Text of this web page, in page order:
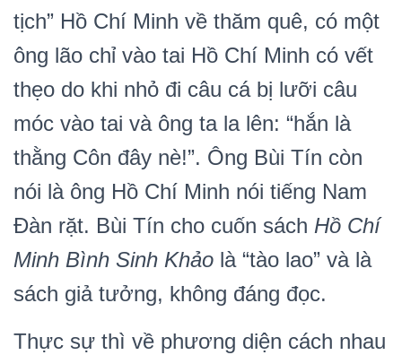
tịch” Hồ Chí Minh về thăm quê, có một
ông lão chỉ vào tai Hồ Chí Minh có vết
thẹo do khi nhỏ đi câu cá bị lưỡi câu
móc vào tai và ông ta la lên: “hắn là
thằng Côn đây nè!”. Ông Bùi Tín còn
nói là ông Hồ Chí Minh nói tiếng Nam
Đàn rặt. Bùi Tín cho cuốn sách Hồ Chí
Minh Bình Sinh Khảo là “tào lao” và là
sách giả tưởng, không đáng đọc.
Thực sự thì về phương diện cách nhau